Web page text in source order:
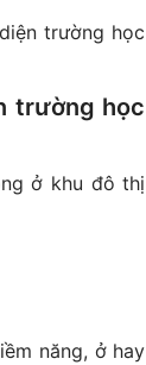
trường học
trường học
ở khu đô thị
năng, ở hay